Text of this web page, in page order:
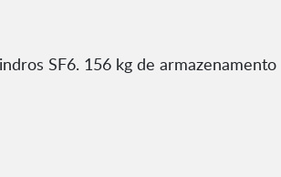
SF6. 156 kg de armazenamento